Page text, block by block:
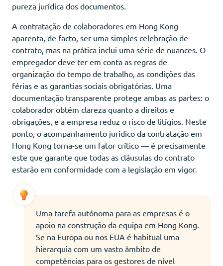
pureza jurídica dos documentos.
A contratação de colaboradores em Hong Kong
aparenta, de facto, ser uma simples celebração de
contrato, mas na prática inclui uma série de nuances. O
empregador deve ter em conta as regras de
organização do tempo de trabalho, as condições das
férias e as garantias sociais obrigatórias. Uma
documentação transparente protege ambas as partes: o
colaborador obtém clareza quanto a direitos e
obrigações, e a empresa reduz o risco de litígios. Neste
ponto, o acompanhamento jurídico da contratação em
Hong Kong torna-se um fator crítico — é precisamente
este que garante que todas as cláusulas do contrato
estarão em conformidade com a legislação em vigor.
Uma tarefa autónoma para as empresas é o
apoio na construção da equipa em Hong Kong.
Se na Europa ou nos EUA é habitual uma
hierarquia com um vasto âmbito de
competências para os gestores de nível